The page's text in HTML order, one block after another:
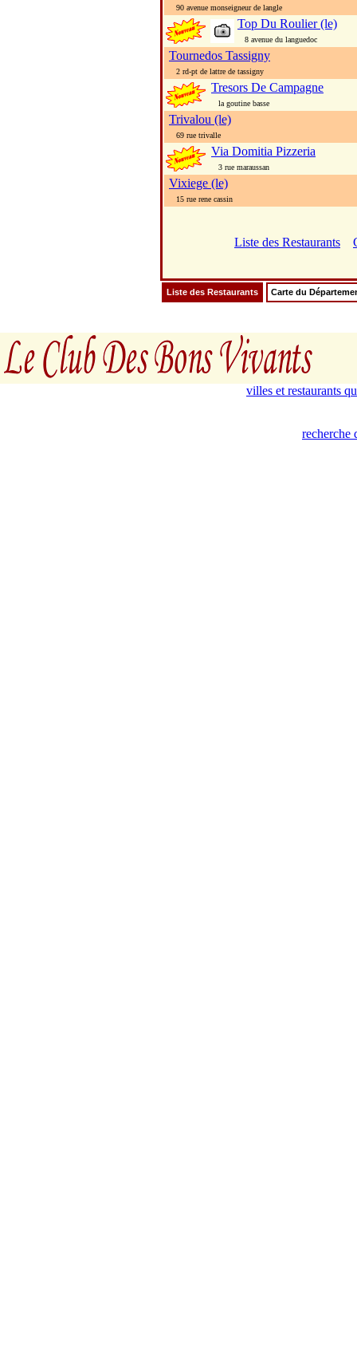
90 avenue monseigneur de langle
Top Du Roulier (le)
8 avenue du languedoc
Tournedos Tassigny
2 rd-pt de lattre de tassigny
Tresors De Campagne
la goutine basse
Trivalou (le)
69 rue trivalle
Via Domitia Pizzeria
3 rue maraussan
Vixiege (le)
15 rue rene cassin
Liste des Restaurants
Liste des Restaurants Carte du
villes et restaurants
recherche